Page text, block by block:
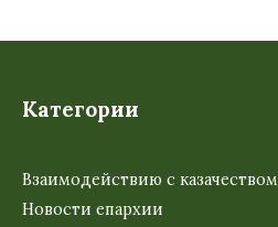
Категории
Взаимодействию с казачеством
Новости епархии